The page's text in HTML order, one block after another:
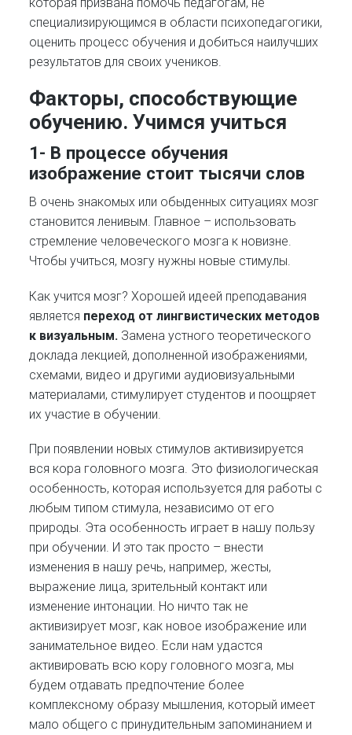
специализирующимся в области психопедагогики,
оценить процесс обучения и добиться наилучших
результатов для своих учеников.
Факторы, способствующие
обучению. Учимся учиться
1- В процессе обучения
изображение стоит тысячи слов
В очень знакомых или обыденных ситуациях мозг
становится ленивым. Главное – использовать
стремление человеческого мозга к новизне.
Чтобы учиться, мозгу нужны новые стимулы.
Как учится мозг? Хорошей идеей преподавания
является переход от лингвистических методов
к визуальным. Замена устного теоретического
доклада лекцией, дополненной изображениями,
схемами, видео и другими аудиовизуальными
материалами, стимулирует студентов и поощряет
их участие в обучении.
При появлении новых стимулов активизируется
вся кора головного мозга. Это физиологическая
особенность, которая используется для работы с
любым типом стимула, независимо от его
природы. Эта особенность играет в нашу пользу
при обучении. И это так просто – внести
изменения в нашу речь, например, жесты,
выражение лица, зрительный контакт или
изменение интонации. Но ничто так не
активизирует мозг, как новое изображение или
занимательное видео. Если нам удастся
активировать всю кору головного мозга, мы
будем отдавать предпочтение более
комплексному образу мышления, который имеет
мало общего с принудительным запоминанием и